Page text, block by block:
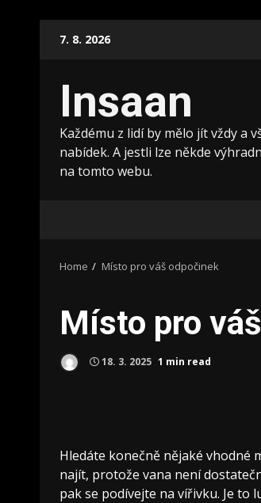
7. 8. 2026
Insaan
Každému z lidí by mělo jít vždy a
nabídek. A jestli lze někde
na tomto webu.
Home Místo pro váš odpočinek
Místo pro
18. 3. 2025 1 min read
Hledáte konečně nějaké vhodné
najít, protože vana není
pak se podívejte na vířivku. Je to